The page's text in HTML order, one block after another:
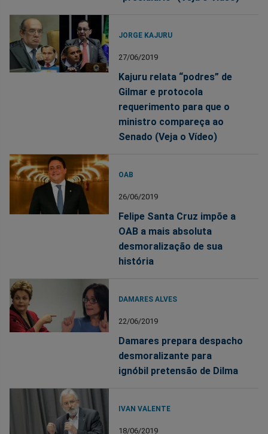
JORGE KAJURU
27/06/2019
Kajuru relata “podres” de
Gilmar e protocola
requerimento para que o
ministro compareça ao
Senado (Veja o Vídeo)
OAB
26/06/2019
Felipe Santa Cruz impõe a
OAB a mais absoluta
desmoralização de sua
história
DAMARES ALVES
22/06/2019
Damares prepara despacho
desmoralizante para
ignóbil pretensão de Dilma
IVAN VALENTE
18/06/2019